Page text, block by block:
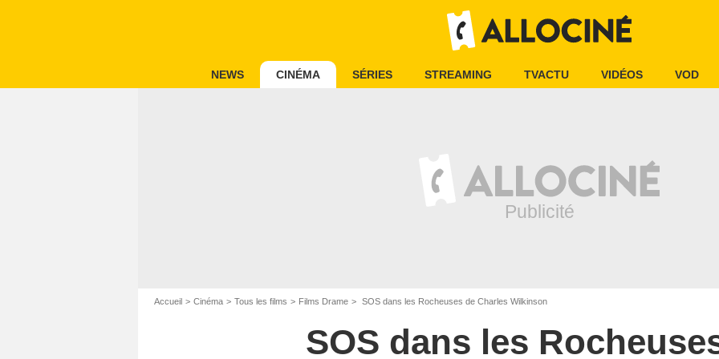
NEWS CINÉMA SÉRIES STREAMING TVACTU VIDÉOS VOD
Accueil Cinéma Tous les films Films Drame SOS dans les Rocheuses de Charles Wilkinson
SOS dans les